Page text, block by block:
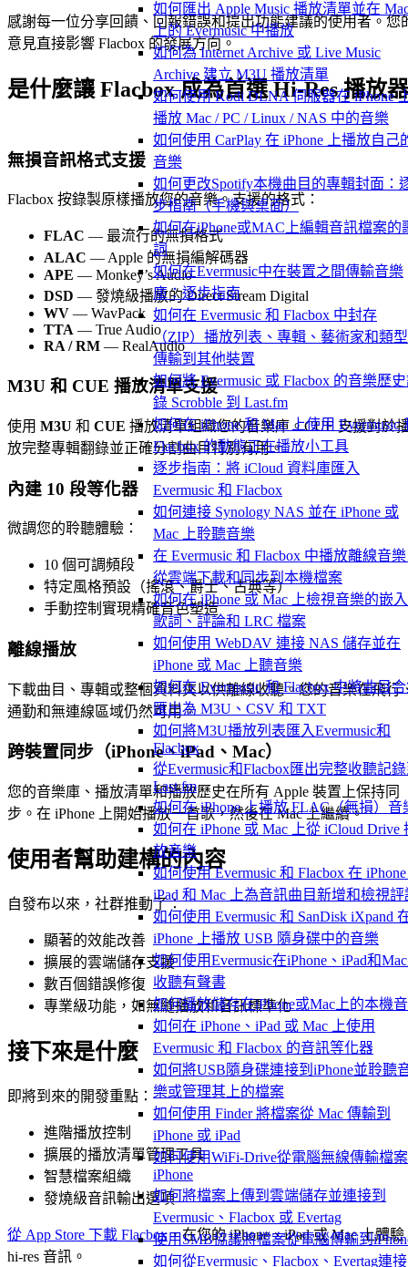
如何匯出 Apple Music 播放清單並在
上的 Evermusic 中播放
如何為 Internet Archive 或 Live Music
Archive 建立 M3U 播放清單
如何使用 Kodi DLNA 伺服器在 iPhone
播放 Mac / PC / Linux / NAS 中的音樂
如何使用 CarPlay 在 iPhone 上播放自己
音樂
如何更改Spotify本機曲目的專輯封面：
步指南（手機與桌面）
如何在iPhone或MAC上編輯音訊檔案的
詞
如何在Evermusic中在裝置之間傳輸音樂
庫：逐步指南
如何在 Evermusic 和 Flacbox 中封存
（ZIP）播放列表、專輯、藝術家和類
傳輸到其他裝置
如何將 Evermusic 或 Flacbox 的音樂歷
錄 Scrobble 到 Last.fm
如何在 iPhone 和 Mac 上使用 Evermusic
Flacbox 的動態正在播放小工具
逐步指南：將 iCloud 資料庫匯入
Evermusic 和 Flacbox
如何連接 Synology NAS 並在 iPhone 或
Mac 上聆聽音樂
在 Evermusic 和 Flacbox 中播放離線音
從雲端下載和同步到本機檔案
如何在 iPhone 或 Mac 上檢視音樂的嵌
歌詞、評論和 LRC 檔案
如何使用 WebDAV 連接 NAS 儲存並在
iPhone 或 Mac 上聽音樂
如何在 Evermusic 和 Flacbox 中將曲目
匯出為 M3U、CSV 和 TXT
如何將M3U播放列表匯入Evermusic和
Flacbox
從Evermusic和Flacbox匯出完整收聽記
Last.fm
如何在 iPhone 上播放 FLAC（無損）音
如何在 iPhone 或 Mac 上從 iCloud Drive
放音樂
如何使用 Evermusic 和 Flacbox 在
iPad 和 Mac 上為音訊曲目新增和檢視評
如何使用 Evermusic 和 SanDisk iXpand
iPhone 上播放 USB 隨身碟中的音樂
如何使用Evermusic在iPhone、iPad和
收聽有聲書
如何播放儲存在iPhone或Mac上的本機
如何在 iPhone、iPad 或 Mac 上使用
Evermusic 和 Flacbox 的音訊等化器
如何將USB隨身碟連接到iPhone並聆聽
樂或管理其上的檔案
如何使用 Finder 將檔案從 Mac 傳輸到
iPhone 或 iPad
如何使用WiFi-Drive從電腦無線傳輸檔
iPhone
如何將檔案上傳到雲端儲存並連接到
Evermusic、Flacbox 或 Evertag
使用SMB協議將檔案從電腦傳輸到
如何從Evermusic、Flacbox、Evertag連接
感謝每一位分享回饋、回報錯誤和提出功能建議的使用者。您
意見直接影響 Flacbox 的發展方向。
是什麼讓 Flacbox 成為首選 Hi-Res 播放器
無損音訊格式支援
Flacbox 按錄製原樣播放您的音樂。支援的格式：
FLAC — 最流行的無損格式
ALAC — Apple 的無損編解碼器
APE — Monkey’s Audio
DSD — 發燒級播放的 Direct Stream Digital
WV — WavPack
TTA — True Audio
RA / RM — RealAudio
M3U 和 CUE 播放清單支援
使用 M3U 和 CUE 播放清單組織您的音樂庫。CUE 支援對於
放完整專輯翻錄並正確分割曲目特別有用。
內建 10 段等化器
微調您的聆聽體驗：
10 個可調頻段
特定風格預設（搖滾、爵士、古典等）
手動控制實現精確音色塑造
離線播放
下載曲目、專輯或整個資料夾以供離線收聽。您的音樂在飛行
通勤和無連線區域仍然可用。
跨裝置同步（iPhone、iPad、Mac）
您的音樂庫、播放清單和播放歷史在所有 Apple 裝置上保持同
步。在 iPhone 上開始播放一首歌，然後在 Mac 上繼續。
使用者幫助建構的內容
自發布以來，社群推動了：
顯著的效能改善
擴展的雲端儲存支援
數百個錯誤修復
專業級功能，如無縫播放和音訊標準化
接下來是什麼
即將到來的開發重點：
進階播放控制
擴展的播放清單管理工具
智慧檔案組織
發燒級音訊輸出選項
從 App Store 下載 Flacbox，在您的 iPhone、iPad 或 Mac 上體驗
hi-res 音訊。